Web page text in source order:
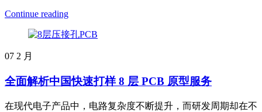
Continue reading
07 2 月
全面解析中国快速打样 8 层 PCB 原型服务
在现代电子产品中，电路复杂度不断提升，而研发周期却在不